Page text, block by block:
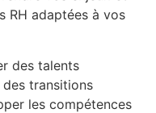
RH adaptées à vos
des talents
transitions
les compétences